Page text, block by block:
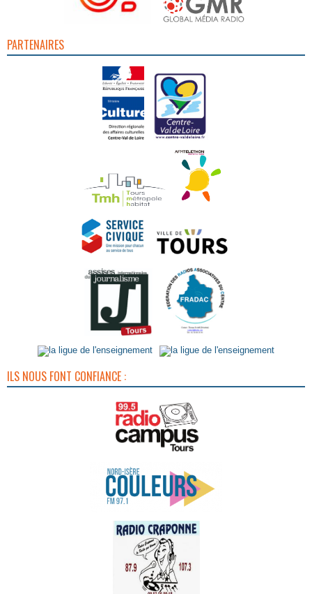
PARTENAIRES
ILS NOUS FONT CONFIANCE :